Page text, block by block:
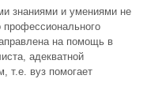
знаниями и умениями не
профессионального
на помощь в
адекватной
т.е. вуз помогает